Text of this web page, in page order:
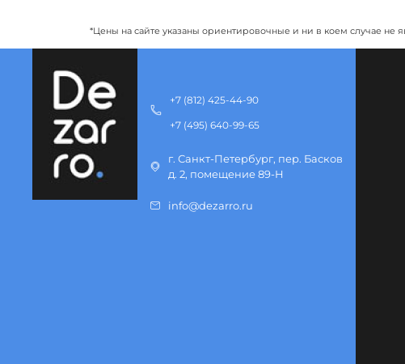
*Цены на сайте указаны ориентировочные и ни в коем случае
+7 (812) 425-44-90
+7 (495) 640-99-65
г. Санкт-Петербург, пер. Басков
д. 2, помещение 89-Н
info@dezarro.ru